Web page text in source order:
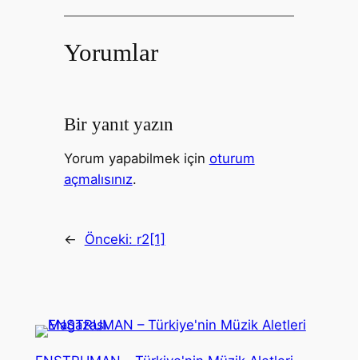
Yorumlar
Bir yanıt yazın
Yorum yapabilmek için oturum
açmalısınız.
← Önceki: r2[1]